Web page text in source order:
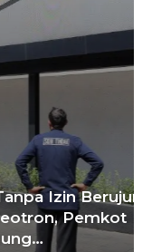
Berujung
Pemkot